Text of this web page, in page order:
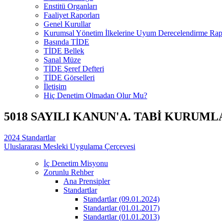
Enstitü Organları
Faaliyet Raporları
Genel Kurullar
Kurumsal Yönetim İlkelerine Uyum Derecelendirme
Basında TİDE
TİDE Bellek
Sanal Müze
TİDE Şeref Defteri
TİDE Görselleri
İletişim
Hiç Denetim Olmadan Olur Mu?
5018 SAYILI KANUN'A. TABİ
2024 Standartlar
Uluslararası Mesleki Uygulama Çerçevesi
İç Denetim Misyonu
Zorunlu Rehber
Ana Prensipler
Standartlar
Standartlar (09.01.2024)
Standartlar (01.01.2017)
Standartlar (01.01.2013)